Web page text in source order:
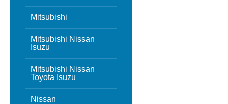
Mitsubishi
Mitsubishi Nissan
Isuzu
Mitsubishi Nissan
Toyota Isuzu
Nissan